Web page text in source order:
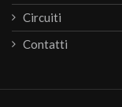
Circuiti
Contatti